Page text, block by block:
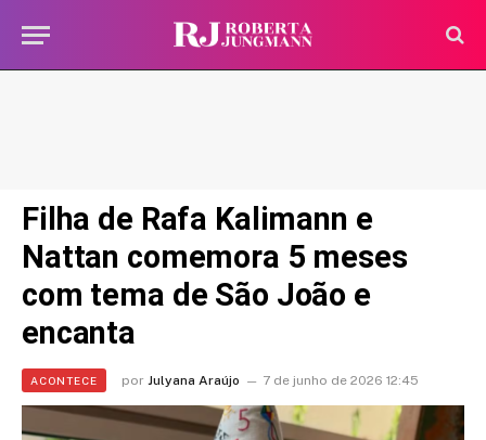
Filha de Rafa Kalimann e
Nattan comemora 5 meses
com tema de São João e
encanta
ACONTECE por Julyana Araújo 7 de junho de 2026 12:45